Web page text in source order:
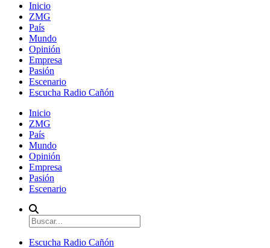
Inicio
ZMG
País
Mundo
Opinión
Empresa
Pasión
Escenario
Escucha Radio Cañón
Inicio
ZMG
País
Mundo
Opinión
Empresa
Pasión
Escenario
Escucha Radio Cañón